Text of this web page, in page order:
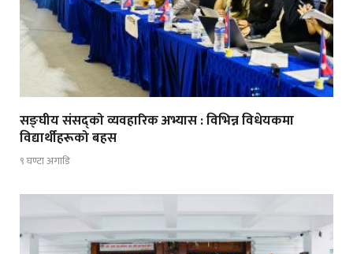
सङ्घीय संसद्को व्यवहारिक अभ्यास : विभिन्न विधेयकमा
विद्यार्थीहरूको बहस
९ घण्टा अगाडि